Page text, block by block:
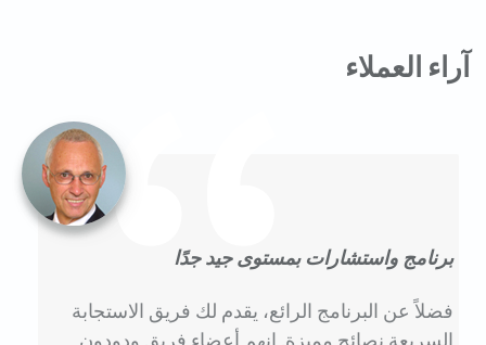
آراء العملاء
برنامج واستشارات بمستوى جيد جدًا
فضلاً عن البرنامج الرائع، يقدم لك فريق الاستجابة
السريعة نصائح مميزة. إنهم أعضاء فريق ودودون